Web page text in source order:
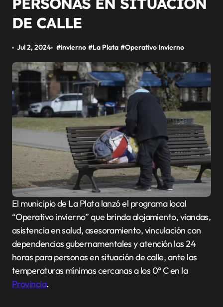
DE CALLE
Jul 2, 2024 #invierno #La Plata #Operativo Invierno
El municipio de La Plata lanzó el programa local
“Operativo invierno” que brinda alojamiento, viandas,
asistencia en salud, asesoramiento, vinculación con
dependencias gubernamentales y atención las 24
horas para personas en situación de calle, ante las
temperaturas mínimas cercanas a los 0° C en la
Provincia.